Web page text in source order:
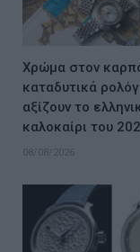
Χρώμα στον
καταδυτικά
αξίζουν το
καλοκαίρι του
08/08/2026